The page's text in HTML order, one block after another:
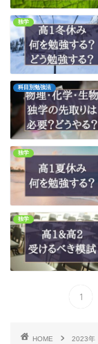
独学
科目別勉強法
独学
独学
1
HOME 2023年